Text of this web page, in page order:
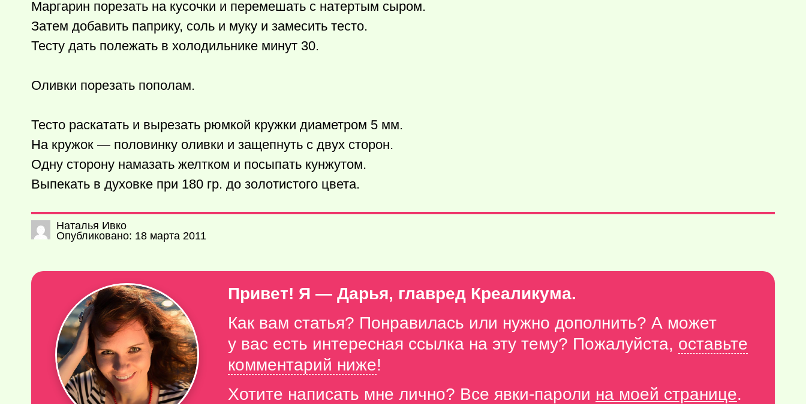
Маргарин порезать на кусочки и перемешать с натертым сыром.
Затем добавить паприку, соль и муку и замесить тесто.
Тесту дать полежать в холодильнике минут 30.
Оливки порезать пополам.
Тесто раскатать и вырезать рюмкой кружки диаметром 5 мм.
На кружок — половинку оливки и защепнуть с двух сторон.
Одну сторону намазать желтком и посыпать кунжутом.
Выпекать в духовке при 180 гр. до золотистого цвета.
Наталья Ивко
Опубликовано: 18 марта 2011
Привет! Я — Дарья, главред Креаликума.
Как вам статья? Понравилась или нужно дополнить? А может
у вас есть интересная ссылка на эту тему? Пожалуйста, оставьте
комментарий ниже!
Хотите написать мне лично? Все явки-пароли на моей странице.